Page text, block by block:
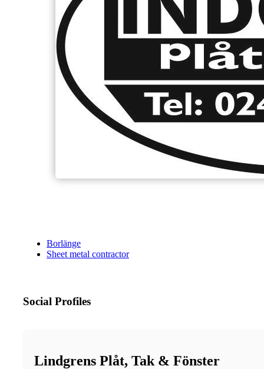
Borlänge
Sheet metal contractor
Social Profiles
Lindgrens Plåt, Tak & Fönster